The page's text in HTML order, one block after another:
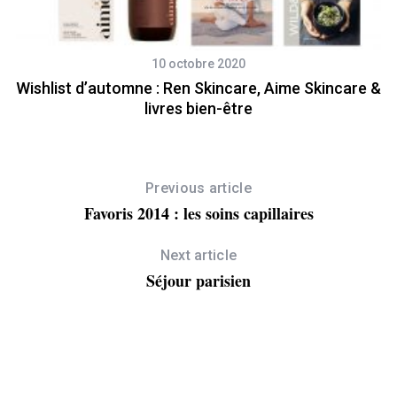
10 octobre 2020
Wishlist d’automne : Ren Skincare, Aime Skincare &
livres bien-être
Previous article
Favoris 2014 : les soins capillaires
Next article
Séjour parisien